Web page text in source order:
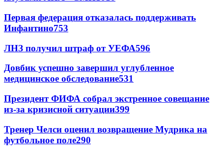
Первая федерация отказалась поддерживать
Инфантино753
ЛНЗ получил штраф от УЕФА596
Довбик успешно завершил углубленное
медицинское обследование531
Президент ФИФА собрал экстренное совещание
из-за кризисной ситуации399
Тренер Челси оценил возвращение Мудрика на
футбольное поле290